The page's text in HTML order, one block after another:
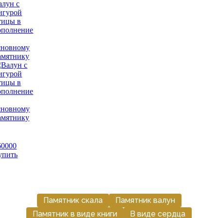
с
в
Памятник скала
Памятник валун
Памятник в виде книги
В виде сердца